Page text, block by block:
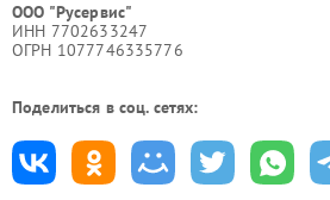
ООО "Русервис"
ИНН 7702633247
ОГРН 1077746335776
Поделиться в соц. сетях: